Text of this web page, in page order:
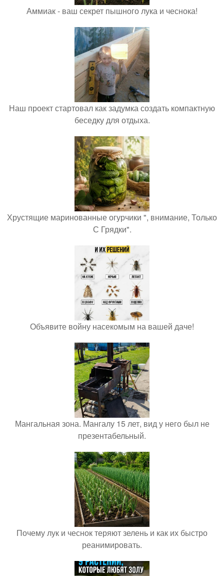
Аммиак - ваш секрет пышного лука и чеснока!
Наш проект стартовал как задумка создать компактную
беседку для отдыха.
Хрустящие маринованные огурчики ", внимание, Только
С Грядки".
Объявите войну насекомым на вашей даче!
Мангальная зона. Мангалу 15 лет, вид у него был не
презентабельный.
Почему лук и чеснок теряют зелень и как их быстро
реанимировать.